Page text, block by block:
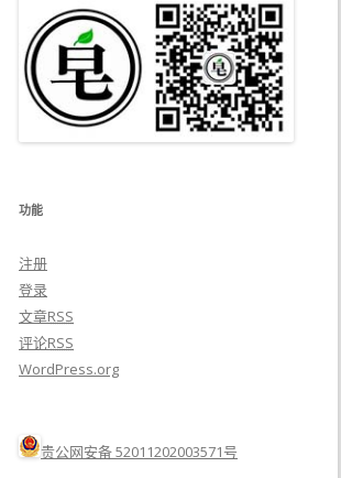
功能
注册
登录
文章RSS
评论RSS
WordPress.org
贵公网安备 52011202003571号